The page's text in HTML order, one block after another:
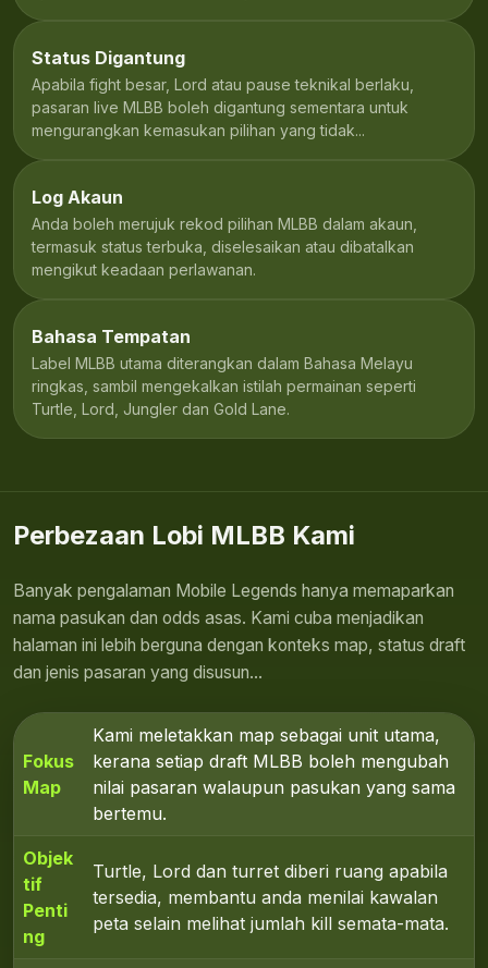
Status Digantung
Apabila fight besar, Lord atau pause teknikal berlaku,
pasaran live MLBB boleh digantung sementara untuk
mengurangkan kemasukan pilihan yang tidak...
Log Akaun
Anda boleh merujuk rekod pilihan MLBB dalam akaun,
termasuk status terbuka, diselesaikan atau dibatalkan
mengikut keadaan perlawanan.
Bahasa Tempatan
Label MLBB utama diterangkan dalam Bahasa Melayu
ringkas, sambil mengekalkan istilah permainan seperti
Turtle, Lord, Jungler dan Gold Lane.
Perbezaan Lobi MLBB Kami
Banyak pengalaman Mobile Legends hanya memaparkan
nama pasukan dan odds asas. Kami cuba menjadikan
halaman ini lebih berguna dengan konteks map, status draft
dan jenis pasaran yang disusun...
Fokus
Map
Kami meletakkan map sebagai unit utama,
kerana setiap draft MLBB boleh mengubah
nilai pasaran walaupun pasukan yang sama
bertemu.
Objek
tif
Penti
ng
Turtle, Lord dan turret diberi ruang apabila
tersedia, membantu anda menilai kawalan
peta selain melihat jumlah kill semata-mata.